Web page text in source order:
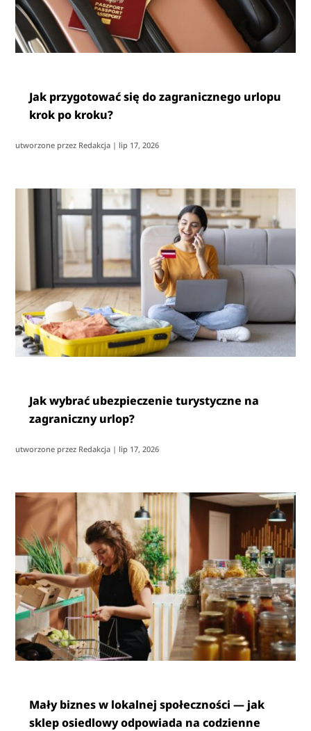
Jak przygotować się do zagranicznego urlopu
krok po kroku?
utworzone przez Redakcja | lip 17, 2026
Jak wybrać ubezpieczenie turystyczne na
zagraniczny urlop?
utworzone przez Redakcja | lip 17, 2026
Mały biznes w lokalnej społeczności — jak
sklep osiedlowy odpowiada na codzienne